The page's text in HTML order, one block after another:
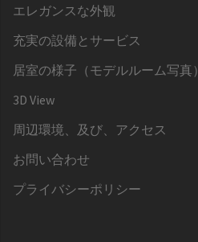
エレガンスな外観
充実の設備とサービス
居室の様子（モデルルーム写真）
3D View
周辺環境、及び、アクセス
お問い合わせ
プライバシーポリシー